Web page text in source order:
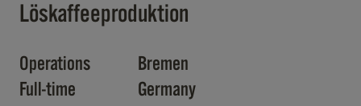
Löskaffeeproduktion
Operations
Bremen
Full-time
Germany